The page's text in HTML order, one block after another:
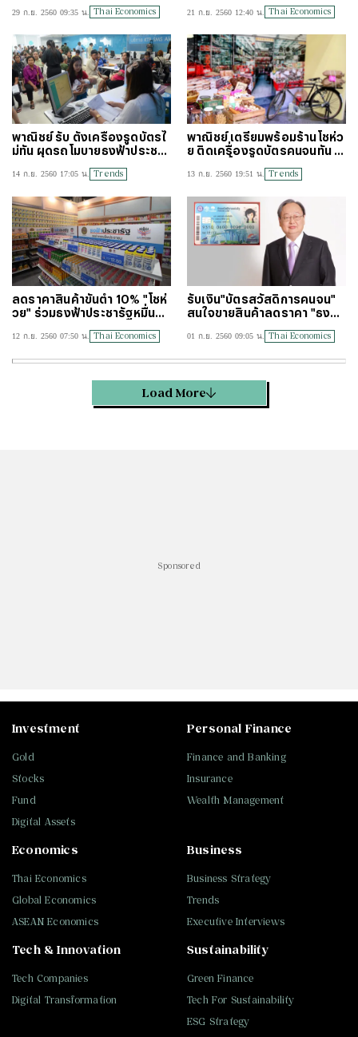
29 ก.ย. 2560 09:35 น. Thai Economics 21 ก.ย. 2560 12:40 น. Thai Economics
พาณิชย์ รับ ตั้งเครื่องรูดบัตรไ
ม่ทัน ผุดรถโมบายธงฟ้าประชารั
14 ก.ย. 2560 17:05 น. Trends
พาณิชย์ เตรียมพร้อมร้านโชห่ว
ย ติดเครื่องรูดบัตรคนจนทัน 1
13 ก.ย. 2560 19:51 น. Trends
ลดราคาสินค้าขั้นต่ำ 10% "โชห่
วย" ร่วมธงฟ้าประชารัฐหมื่นแห่
12 ก.ย. 2560 07:50 น. Thai Economics
รับเงิน"บัตรสวัสดิการคนจน"
สนใจขายสินค้าลดราคา "ธงฟ้า
01 ก.ย. 2560 09:05 น. Thai Economics
Load More
Sponsored
Investment
Gold
Stocks
Fund
Digital Assets
Personal Finance
Finance and Banking
Insurance
Wealth Management
Business
Business Strategy
Trends
Executive Interviews
Tech & Innovation
Tech Companies
Digital Transformation
Sustainability
Green Finance
Tech For Sustainability
ESG Strategy
Economics
Thai Economics
Global Economics
ASEAN Economics